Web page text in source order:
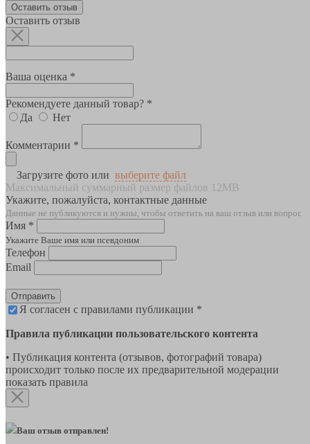
Оставить отзыв
Оставить отзыв
Ваша оценка *
Рекомендуете данный товар? *
Да
Нет
Комментарии *
Загрузите фото или выберите файл
Максимальный суммарный размер файлов 12MB
Укажите, пожалуйста, контактные данные
Данные не публикуются и нужны, чтобы ответить на ваш отзыв или вопрос
Имя *
Укажите Ваше имя или псевдоним
Телефон
Email
Отправить
Я согласен с правилами публикации *
Правила публикации пользовательского контента
• Публикация контента (отзывов, фотографий товара)
происходит только после их предварительной модерации
показать правила
Ваш отзыв отправлен!